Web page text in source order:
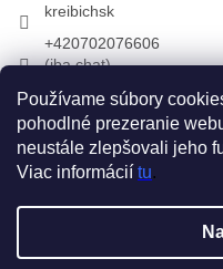
Používame súbory
pohodlné prezeranie
neustále zlepšovali jeho
Viac informácií tu.
kreibichsk
+420702076606
(iba chat)
Prijímame online